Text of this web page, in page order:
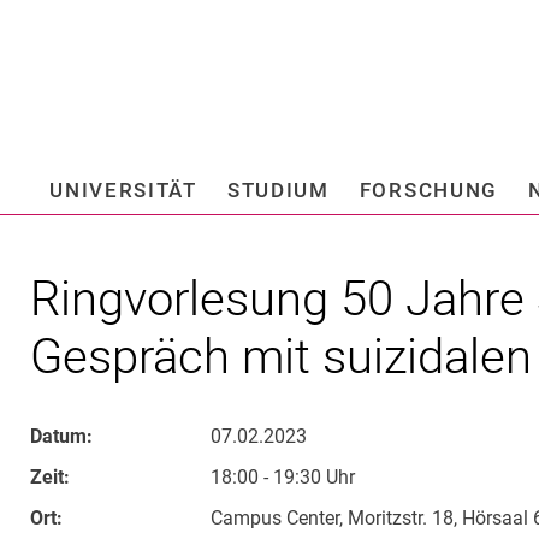
Springe direkt zu:
UNIVERSITÄT STUDIUM FORSCHUNG
Ringvorlesung 50 Jahre
Gespräch mit
Datum:
07.02.2023
Zeit:
18:00 - 19:30 Uhr
Ort:
Campus Center, Moritzstr. 18, Hörsaal